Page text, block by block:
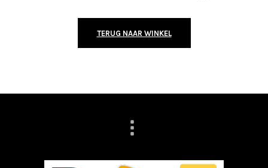
TERUG NAAR WINKEL